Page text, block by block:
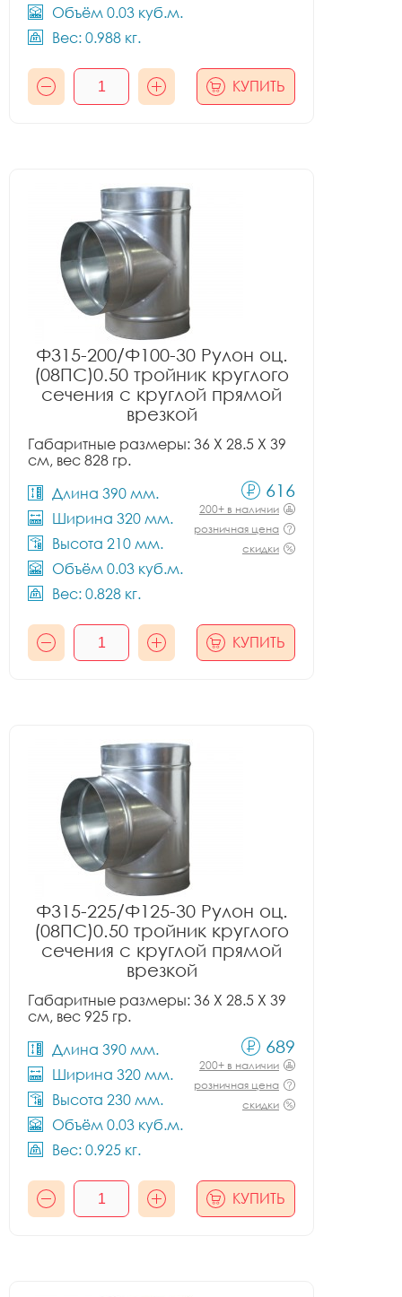
Объём 0.03 куб.м.
Вес: 0.988 кг.
КУПИТЬ
Ф315-200/Ф100-30 Рулон оц.
(08ПС)0.50 тройник круглого
сечения с круглой прямой
врезкой
Габаритные размеры: 36 X 28.5 X 39
см, вес 828 гр.
Длина 390 мм.
Ширина 320 мм.
Высота 210 мм.
Объём 0.03 куб.м.
Вес: 0.828 кг.
616
200+ в наличии
розничная цена
скидки
КУПИТЬ
Ф315-225/Ф125-30 Рулон оц.
(08ПС)0.50 тройник круглого
сечения с круглой прямой
врезкой
Габаритные размеры: 36 X 28.5 X 39
см, вес 925 гр.
Длина 390 мм.
Ширина 320 мм.
Высота 230 мм.
Объём 0.03 куб.м.
Вес: 0.925 кг.
689
200+ в наличии
розничная цена
скидки
КУПИТЬ